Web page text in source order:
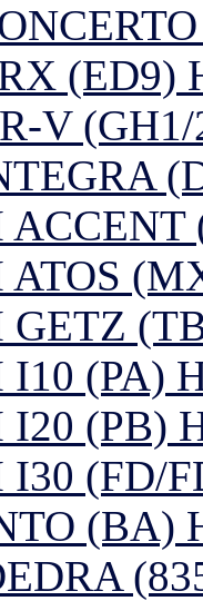
(ED9)
V (GH1/
(PA)
(PB)
(FD/
(BA)